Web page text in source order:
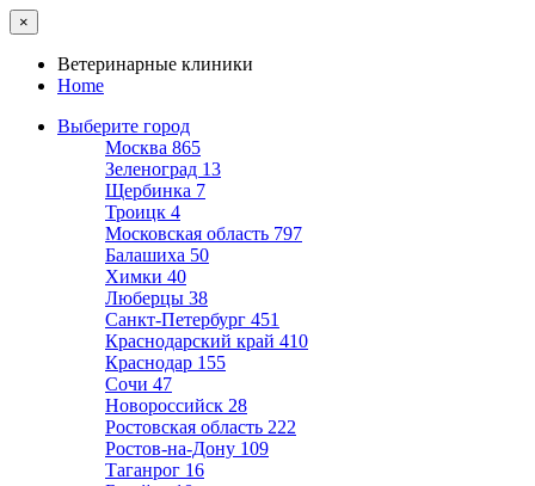
×
Ветеринарные клиники
Home
Выберите город
Москва 865
Зеленоград 13
Щербинка 7
Троицк 4
Московская область 797
Балашиха 50
Химки 40
Люберцы 38
Санкт-Петербург 451
Краснодарский край 410
Краснодар 155
Сочи 47
Новороссийск 28
Ростовская область 222
Ростов-на-Дону 109
Таганрог 16